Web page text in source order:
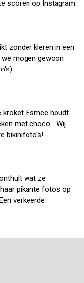
scoren op Instagram
zonder kleren in een
we mogen gewoon
kroket Esmee houdt
met choco... Wij
bikinifoto's!
wat ze
pikante foto's op
verkeerde